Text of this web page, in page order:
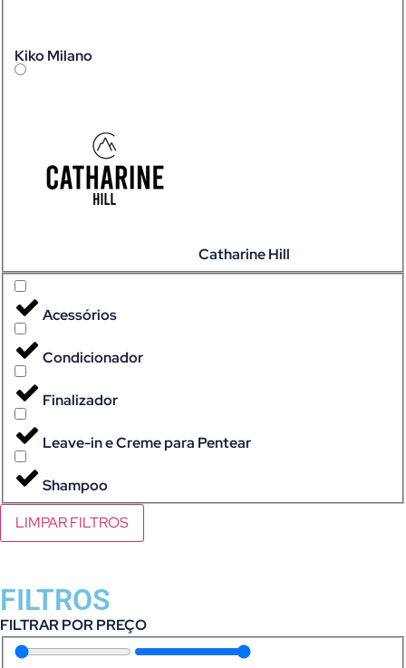
Kiko Milano
Catharine Hill
Acessórios
Condicionador
Finalizador
Leave-in e Creme para Pentear
Shampoo
LIMPAR FILTROS
FILTROS
FILTRAR POR PREÇO